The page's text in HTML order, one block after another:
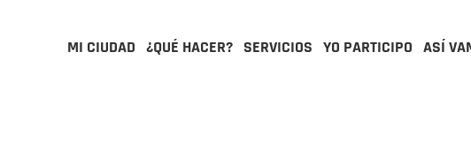
MI CIUDAD ¿QUÉ HACER? SERVICIOS YO PARTICIPO ASÍ